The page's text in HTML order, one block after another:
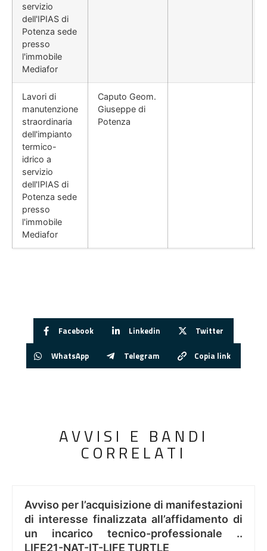
servizio
dell'IPIAS di
Potenza sede
presso
l'immobile
Mediafor
Lavori di
manutenzione
straordinaria
dell'impianto
termico-
idrico a
servizio
dell'IPIAS di
Potenza sede
presso
l'immobile
Mediafor
Caputo Geom.
Giuseppe di
Potenza
Facebook Linkedin Twitter
WhatsApp Telegram Copia link
AVVISI E BANDI
CORRELATI
Avviso per l’acquisizione di manifestazioni
di interesse finalizzata all’affidamento di
un incarico tecnico-professionale ..
LIFE21-NAT-IT-LIFE TURTLE